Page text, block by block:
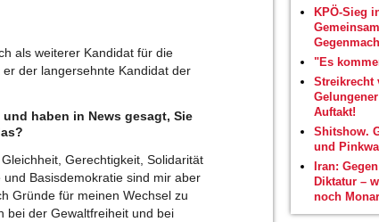
als weiterer Kandidat für die
der langersehnte Kandidat der
haben in News gesagt, Sie
Gerechtigkeit, Solidarität
Basisdemokratie sind mir aber
Gründe für meinen Wechsel zu
bei der Gewaltfreiheit und bei
KPÖ-Sieg
"Es
Streikrecht
Auftakt!
Shitshow.
und
Iran:
Diktatur –
noch